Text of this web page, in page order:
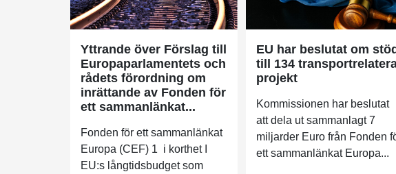
Yttrande över Förslag till
Europaparlamentets och
rådets förordning om
inrättande av Fonden för
ett sammanlänkat...
Fonden för ett sammanlänkat
Europa (CEF) 1 i korthet I
EU:s långtidsbudget som
EU har beslutat om
till 134
projekt
Kommissionen har beslutat
att dela ut sammanlagt 7
miljarder Euro från Fonden
ett sammanlänkat Europa...